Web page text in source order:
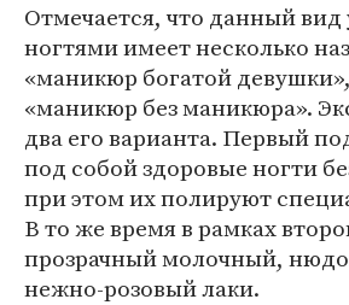
Отмечается, что данный вид
ногтями имеет несколько
«маникюр богатой
«маникюр без маникюра».
два его варианта. Первый
под собой здоровые ногти
при этом их полируют
В то же время в рамках
прозрачный молочный,
нежно-розовый лаки.